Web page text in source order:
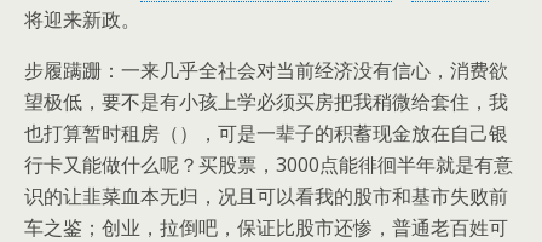
将迎来新政。
步履蹒跚：一来几乎全社会对当前经济没有信心，消费欲
望极低，要不是有小孩上学必须买房把我稍微给套住，我
也打算暂时租房（），可是一辈子的积蓄现金放在自己银
行卡又能做什么呢？买股票，3000点能徘徊半年就是有意
识的让韭菜血本无归，况且可以看我的股市和基市失败前
车之鉴；创业，拉倒吧，保证比股市还惨，普通老百姓可